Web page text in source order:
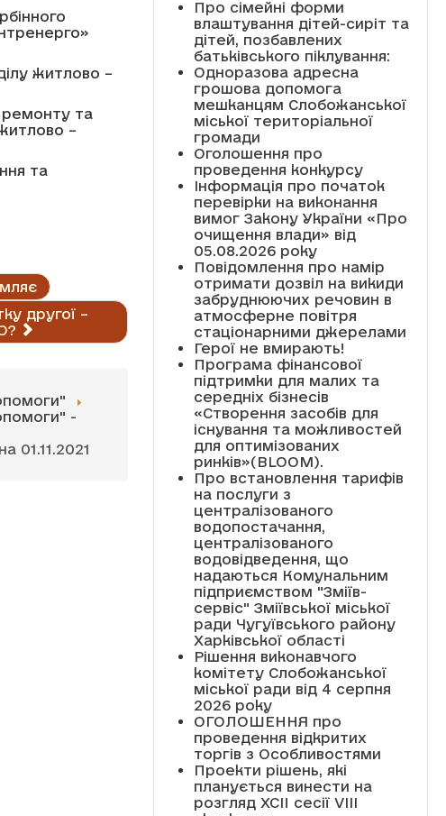
житлово –
та
–
та
другої –
-
01.11.2021
Про сімейні форми
влаштування дітей-сиріт та
дітей, позбавлених
батьківського піклування:
Одноразова адресна
грошова допомога
мешканцям Слобожанської
міської територіальної
громади
Оголошення про
проведення конкурсу
Інформація про початок
перевірки на виконання
вимог Закону України «Про
очищення влади» від
05.08.2026 року
Повідомлення про намір
отримати дозвіл на викиди
забруднюючих речовин в
атмосферне повітря
стаціонарними джерелами
Герої не вмирають!
Програма фінансової
підтримки для малих та
середніх бізнесів
«Створення засобів для
існування та можливостей
для оптимізованих
ринків»(BLOOM).
Про встановлення тарифів
на послуги з
централізованого
водопостачання,
централізованого
водовідведення, що
надаються Комунальним
підприємством "Зміїв-
сервіс" Зміївської міської
ради Чугуївського району
Харківської області
Рішення виконавчого
комітету Слобожанської
міської ради від 4 серпня
2026 року
ОГОЛОШЕННЯ про
проведення відкритих
торгів з Особливостями
Проекти рішень, які
планується винести на
розгляд XCII сесії VІІІ